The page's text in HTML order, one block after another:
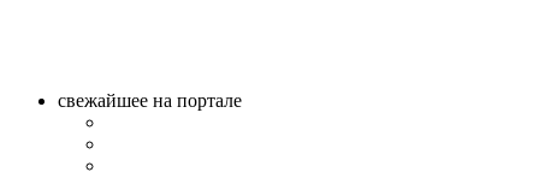
свежайшее на портале